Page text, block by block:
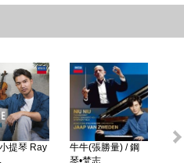
提琴 Ray
牛牛(張勝量) / 鋼
琴•梵志...
戴